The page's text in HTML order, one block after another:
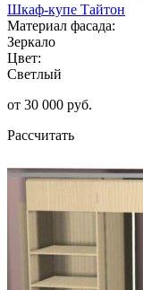
Шкаф-купе Тайтон
Материал фасада:
Зеркало
Цвет:
Светлый
от 30 000 руб.
Рассчитать